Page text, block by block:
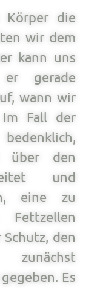
Körper die
wir dem
kann uns
gerade
wann wir
Fall der
über den
und
eine zu
den
Es